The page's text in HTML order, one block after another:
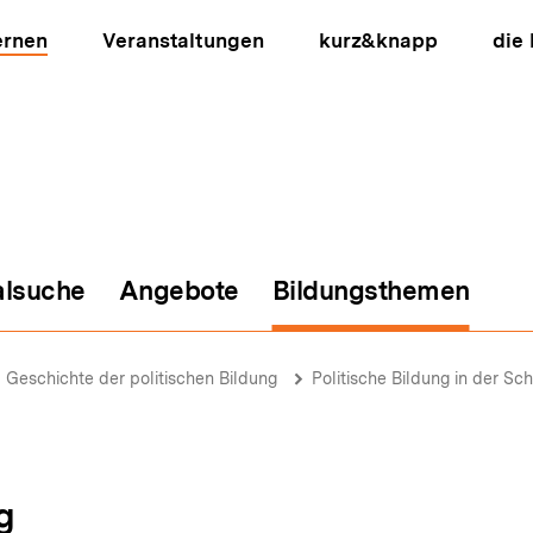
Veranstaltungen kurz&knapp die
Angebote Bildungsthemen
Geschichte der politischen Bildung Politische Bildung in der